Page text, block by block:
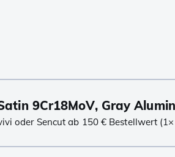
9Cr18MoV, Gray
oder Sencut ab 150 € Bestellwert